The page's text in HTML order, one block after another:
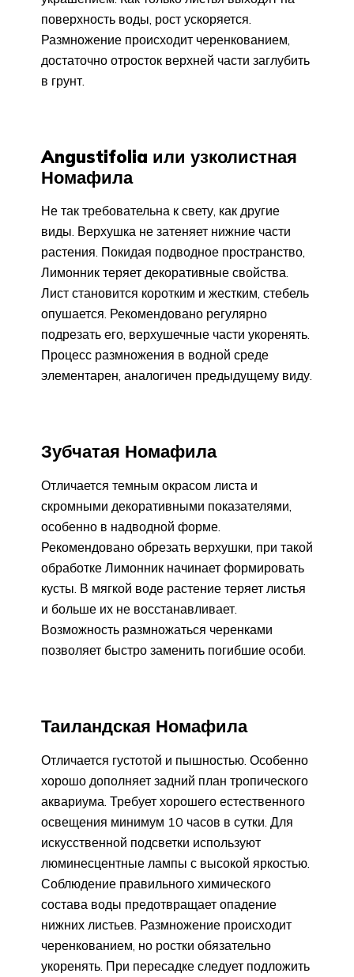
поверхность воды, рост ускоряется.
Размножение происходит черенкованием,
достаточно отросток верхней части заглубить
в грунт.
Angustifolia или узколистная
Номафила
Не так требовательна к свету, как другие
виды. Верхушка не затеняет нижние части
растения. Покидая подводное пространство,
Лимонник теряет декоративные свойства.
Лист становится коротким и жестким, стебель
опушается. Рекомендовано регулярно
подрезать его, верхушечные части укоренять.
Процесс размножения в водной среде
элементарен, аналогичен предыдущему виду.
Зубчатая Номафила
Отличается темным окрасом листа и
скромными декоративными показателями,
особенно в надводной форме.
Рекомендовано обрезать верхушки, при такой
обработке Лимонник начинает формировать
кусты. В мягкой воде растение теряет листья
и больше их не восстанавливает.
Возможность размножаться черенками
позволяет быстро заменить погибшие особи.
Таиландская Номафила
Отличается густотой и пышностью. Особенно
хорошо дополняет задний план тропического
аквариума. Требует хорошего естественного
освещения минимум 10 часов в сутки. Для
искусственной подсветки используют
люминесцентные лампы с высокой яркостью.
Соблюдение правильного химического
состава воды предотвращает опадение
нижних листьев. Размножение происходит
черенкованием, но ростки обязательно
укоренять. При пересадке следует подложить